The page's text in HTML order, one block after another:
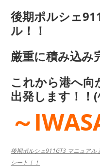
後期ポルシェ
ル！！
厳重に積み込み
これから港へ向
出発します！！
～
後期ポルシェ911GT3 マニュア
シート！！